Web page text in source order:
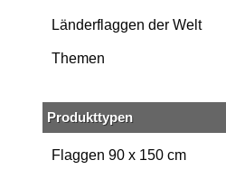
Länderflaggen der Welt
Themen
Produkttypen
Flaggen 90 x 150 cm